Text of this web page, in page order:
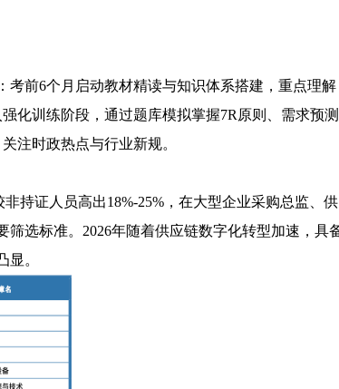
考前6个月启动教材精读与知识体系搭建，重点理解
化训练阶段，通过题库模拟掌握7R原则、需求预测
注时政热点与行业新规。
持证人员高出18%-25%，在大型企业采购总监、供
选标准。2026年随着供应链数字化转型加速，具
显。